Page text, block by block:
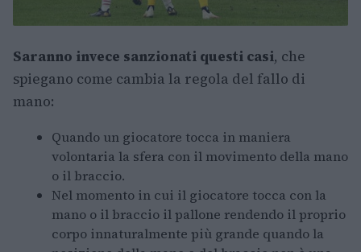
Saranno invece sanzionati questi casi, che
spiegano come cambia la regola del fallo di
mano:
Quando un giocatore tocca in maniera
volontaria la sfera con il movimento della mano
o il braccio.
Nel momento in cui il giocatore tocca con la
mano o il braccio il pallone rendendo il proprio
corpo innaturalmente più grande quando la